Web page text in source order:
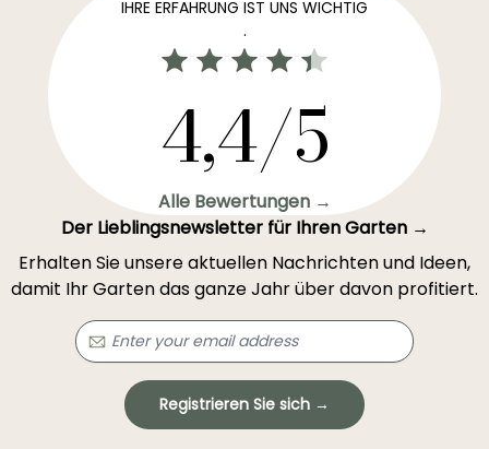
IHRE ERFAHRUNG IST UNS WICHTIG
.
4,4/5
Alle Bewertungen →
Der Lieblingsnewsletter für Ihren Garten →
Erhalten Sie unsere aktuellen Nachrichten und Ideen,
damit Ihr Garten das ganze Jahr über davon profitiert.
Registrieren Sie sich →